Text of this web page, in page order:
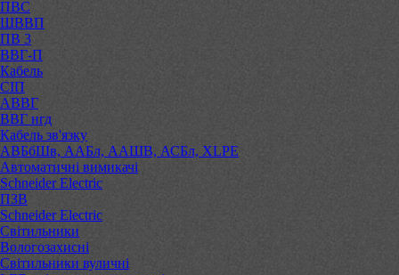
ПВС
ШВВП
ПВ 3
ВВГ-П
Кабель
СІП
АВВГ
ВВГ нгд
Кабель зв'язку
АВБбШв, ААБл, ААШВ, АСБл, XLPE
Автоматичні вимикачі
Schneider Electric
ПЗВ
Schneider Electric
Світильники
Вологозахисні
Світильники вуличні